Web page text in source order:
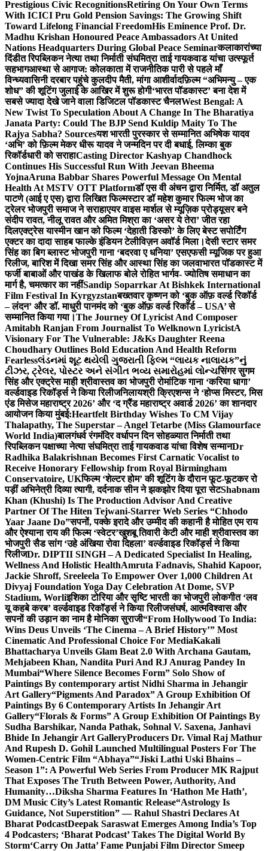
Prestigious Civic RecognitionsRetiring On Your Own Terms
With ICICI Pru Gold Pension Savings: The Growing Shift
Toward Lifelong Financial FreedomHis Eminence Prof. Dr.
Madhu Krishan Honoured Peace Ambassadors At United
Nations Headquarters During Global Peace Seminarकलाकारांच्या
दिंडीत रिपब्लिकन नेत्या तथा निर्माती संघमित्रा ताई गायकवाड यांचा उत्स्फूर्त
सहभागआस्था से आगाज: कोलकाता में राजनीतिक पारी से पहले माँ
विन्ध्यवासिनी दरबार पहुंचे कुलदीप मैती, मांगा आशीर्वादफ़िल्म “अभिमन्यु – एक
शोध” की शूटिंग जुलाई के आखिर में शुरू होगी‘भारत पॉडकास्ट’ बना देश में
सबसे ज्यादा देखे जाने वाला डिजिटल पॉडकास्ट चैनलWest Bengal: A
New Twist To Speculation About A Change In The Bharatiya
Janata Party: Could The BJP Send Kuldip Maity To The
Rajya Sabha? Sourcesयश भारती पुरस्कार से सम्मानित अभिषेक यादव
‘अभि’ को फ़िल्म मेकर धीरू यादव ने जन्मदिन पर दी बधाई, लिम्का बुक
रिकॉर्डधारी को सराहाCasting Director Kashyap Chandhock
Continues His Successful Run With Jeevan Bheema
YojnaAruna Babbar Shares Powerful Message On Mental
Health At MSTV OTT Platformडॉ एस वी अंचन द्वारा निर्मित, डॉ अतुल
पाटणे (आई ए एस) द्वारा लिखित फिल्मस्टार डॉ महेश कुमार फिल्म भोज का
ट्रेलर भोजपुरी समाज ने सराहाएयर वाइस मार्शल से म्यूज़िक प्रोड्यूसर बने
संदीप रावत, नीलू रावत और अमित मिश्रा का ‘असर ये तेरा’ जीत रहा
दिलएक्ट्रेस यास्मीन खान को फिल्म ‘देहाती डिस्को’ के लिए बेस्ट सपोर्टिंग
एक्टर का दादा साहब फाल्के इंडियन टेलीविज़न अवॉर्ड मिला।देसी स्टार समर
सिंह का बिग ब्लास्ट भोजपुरी गाना ‘बदरवा ए धनिया’ एसएफसी म्यूजिक पर हुआ
रिलीज, बारिश में दिखा समर सिंह और आस्था सिंह का जलवाभारत पॉडकास्ट में
फर्जी बाबाओं और पाखंड के खिलाफ बोले रोहित भार्गव- ज्योतिष समाधान का
मार्ग है, चमत्कार का नहींSandip Soparrkar At Bishkek International
Film Festival In Kyrgyzstanबख्तवार कृष्णन को ‘बुक ऑफ़ वर्ल्ड रिकॉर्ड
– लंदन’ और डॉ. माधुरी पानमंद को ‘बुक ऑफ़ वर्ल्ड रिकॉर्ड – USA’ से
सम्मानित किया गया।The Journey Of Lyricist And Composer
Amitabh Ranjan From Journalist To Welknown LyricistA
Visionary For The Vulnerable: J&Ks Daughter Reena
Choudhary Outlines Bold Education And Health Reform
Fearlessલંડનમાં શૂટ થયેલી ગુજરાતી ફિલ્મ “લાયક નાલાયક”નું
ટીઝર, ટ્રેલર, પોસ્ટર અને સંગીત ભવ્ય સમારોહમાં લોન્ચसिंगर सुगम
सिंह और एक्ट्रेस माही श्रीवास्तव का भोजपुरी रोमांटिक गाना ‘करिया धागा’
वर्ल्डवाइड रिकॉर्ड्स ने किया रिलीजनिलायश्री क्रिएशन्स ने ‘होप्स मिस्टर, मिस
एंड मिसेज महाराष्ट्र 2026’ और ‘द ग्रैंड महाराष्ट्र अवार्ड 2026’ का शानदार
आयोजन किया मुंबई:Heartfelt Birthday Wishes To CM Vijay
Thalapathy, The Superstar – Angel Tetarbe (Miss Glamourface
World India)बालगंधर्व रंगमंदिर वर्धापन दिन सोहळ्यात निर्माती तथा
रिपब्लिकन पक्षाच्या नेत्या संघमित्रा ताई गायकवाड यांचा विशेष सन्मानDr
Radhika Balakrishnan Becomes First Carnatic Vocalist to
Receive Honorary Fellowship from Royal Birmingham
Conservatoire, UKफिल्म ‘शेल्टर होम’ की शूटिंग के दौरान फूट-फूटकर रो
पड़ीं अभिनेत्री दिव्या त्यागी, दर्दनाक सीन ने झकझोर दिया पूरा सेटShabnam
Khan (Khushi) Is The Production Advisor And Creative
Partner Of The Hiten Tejwani-Starrer Web Series “Chhodo
Yaar Jaane Do”सपनों, पक्के इरादे और उम्मीद की कहानी है मोहित एम राय
और ऐश्याना राय की फिल्म ‘स्वेटर’खुशबू तिवारी केटी और माही श्रीवास्तव का
भोजपुरी सैड सांग ‘उहे अंखिया रोवा दिहला’ वर्ल्डवाइड रिकॉर्ड्स ने किया
रिलीजDr. DIPTII SINGH – A Dedicated Specialist In Healing,
Wellness And Holistic HealthAmruta Fadnavis, Shahid Kapoor,
Jackie Shroff, Sreeleela To Empower Over 1,000 Children At
Divyaj Foundation Yoga Day Celebration At Dome, SVP
Stadium, Worliइशिका टोरिया और सृष्टि भारती का भोजपुरी लोकगीत ‘लव
यू कहबे करब’ वर्ल्डवाइड रिकॉर्ड्स ने किया रिलीजसंघर्ष, आत्मविश्वास और
सपनों की उड़ान का नाम है मोनिका सुराजी“From Hollywood To India:
Wins Deus Unveils ‘The Cinema – A Brief History’” Most
Cinematic And Professional Choice For MediaKakali
Bhattacharya Unveils Glam Beat 2.0 With Archana Gautam,
Mehjabeen Khan, Nandita Puri And RJ Anurag Pandey In
Mumbai“Where Silence Becomes Form” Solo Show of
Paintings By contemporary artist Nidhi Sharma in Jehangir
Art Gallery“Pigments And Paradox” A Group Exhibition Of
Paintings By 6 Contemporary Artists In Jehangir Art
Gallery“Florals & Forms” A Group Exhibition Of Paintings By
Sudha Barshikar, Nanda Pathak, Sohnal V. Saxena, Janhavi
Bhide In Jehangir Art GalleryProducers Dr. Vimal Raj Mathur
And Rupesh D. Gohil Launched Multilingual Posters For The
Women-Centric Film “Abhaya”“Jiski Lathi Uski Bhains –
Season 1”: A Powerful Web Series From Producer MK Rajput
That Exposes The Truth Between Power, Authority, And
Humanity…Diksha Sharma Features In ‘Hathon Me Hath’,
DM Music City’s Latest Romantic Release“Astrology Is
Guidance, Not Superstition” — Rahul Shastri Declares At
Bharat PodcastDeepak Saraswat Emerges Among India’s Top
4 Podcasters; ‘Bharat Podcast’ Takes The Digital World By
Storm‘Carry On Jatta’ Fame Punjabi Film Director Smeep